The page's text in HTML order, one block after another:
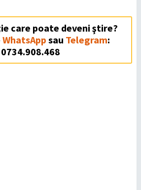
care poate deveni ştire?
WhatsApp sau Telegram:
0734.908.468